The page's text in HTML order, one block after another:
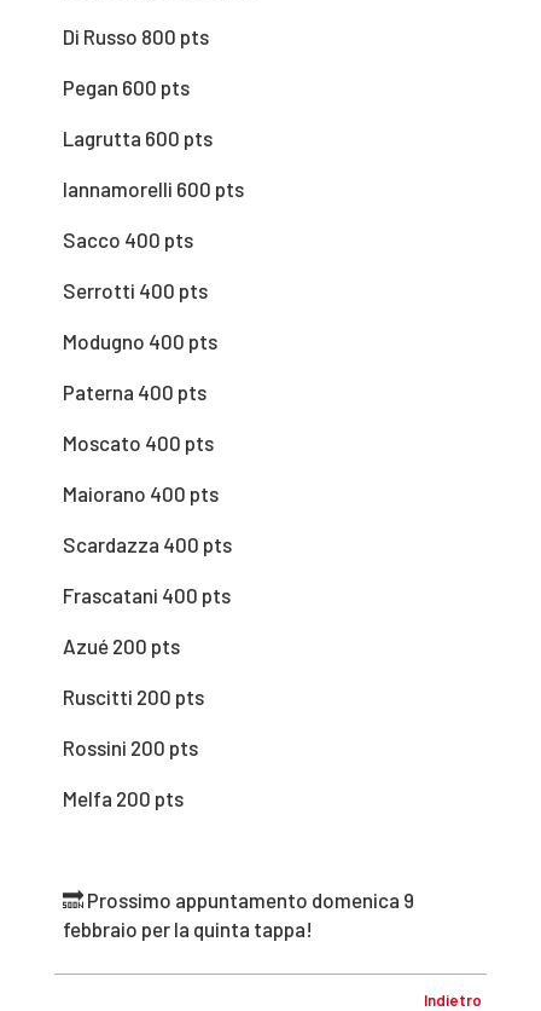
Di Russo 800 pts
Pegan 600 pts
Lagrutta 600 pts
Iannamorelli 600 pts
Sacco 400 pts
Serrotti 400 pts
Modugno 400 pts
Paterna 400 pts
Moscato 400 pts
Maiorano 400 pts
Scardazza 400 pts
Frascatani 400 pts
Azué 200 pts
Ruscitti 200 pts
Rossini 200 pts
Melfa 200 pts
🔜 Prossimo appuntamento domenica 9
febbraio per la quinta tappa!
Indietro